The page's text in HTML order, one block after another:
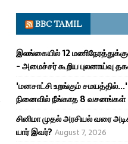
BBC TAMIL
இலங்கையில் 12
- அமைச்சர் கூறிய புலனாய்வு
'மனசாட்சி உறங்கும் சமயத்தில்...'
நினைவில் நீங்காத 8 வசனங்கள்
சினிமா முதல் அரசியல் வரை
யார் இவர்? August 7, 2026